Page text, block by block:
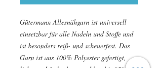
Gütermann Allesnähgarn ist universell
einsetzbar für alle Nadeln und Stoffe und
ist besonders reiß- und scheuerfest. Das
Garn ist aus 100% Polyester gefertigt,